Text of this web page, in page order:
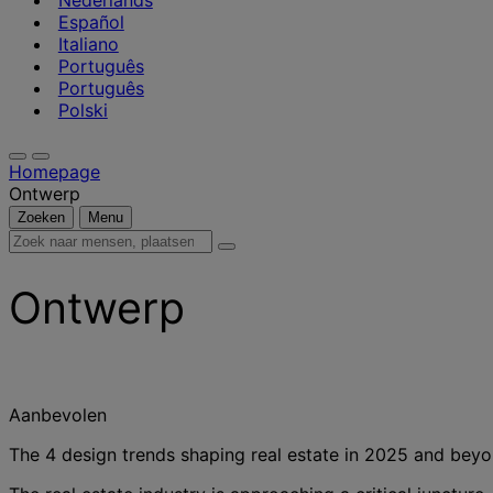
Español
Italiano
Português
Português
Polski
Homepage
Ontwerp
Zoeken Menu
Zoek
plaatsen,
nieuws
Ontwerp
Aanbevolen
The 4 design trends shaping real estate in 2025 and